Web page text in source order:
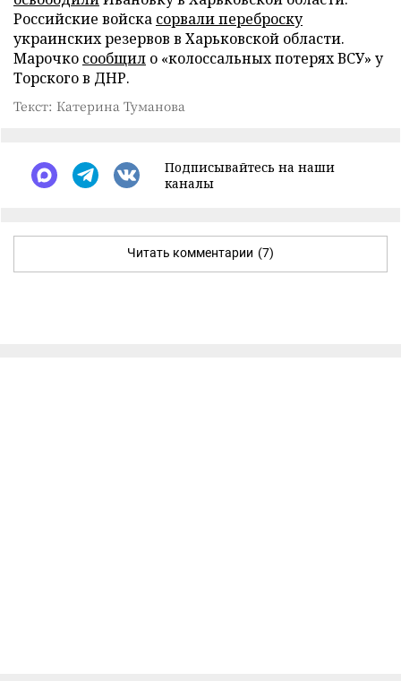
Российские войска сорвали переброску
украинских резервов в Харьковской области.
Марочко сообщил о «колоссальных потерях ВСУ» у
Торского в ДНР.
Текст: Катерина Туманова
Подписывайтесь на наши
каналы
Читать комментарии (7)